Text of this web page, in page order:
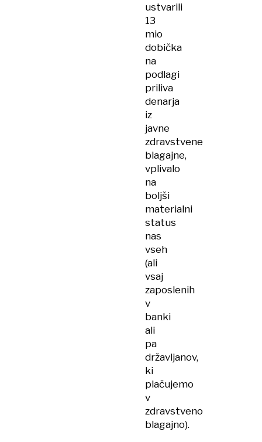
ustvarili
13
mio
dobička
na
podlagi
priliva
denarja
iz
javne
zdravstvene
blagajne,
vplivalo
na
boljši
materialni
status
nas
vseh
(ali
vsaj
zaposlenih
v
banki
ali
pa
državljanov,
ki
plačujemo
v
zdravstveno
blagajno).